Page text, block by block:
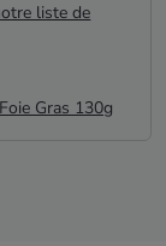
liste de
Gras 130g